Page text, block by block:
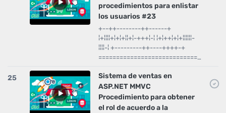
procedimientos para enlistar
los usuarios #23
+--++--------++------+
¦+¦¦¦¦+¦+¦+¦¦+¦-+++¦-¦ ¦+¦++¦+¦+¦¦¦¦¦¦-
¦¦¦¦-¦ +---------++----++++-+
============================…
25
Sistema de ventas en
ASP.NET MMVC
Procedimiento para obtener
el rol de acuerdo a la